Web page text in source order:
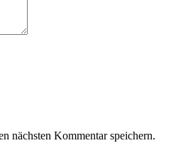
nächsten Kommentar speichern.